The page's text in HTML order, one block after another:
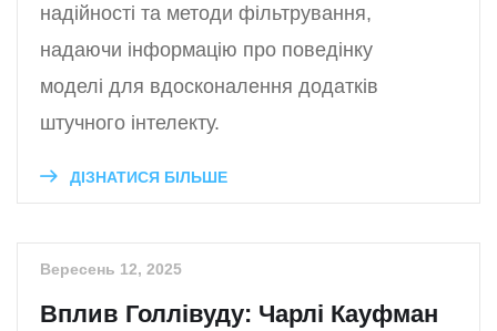
надійності та методи фільтрування,
надаючи інформацію про поведінку
моделі для вдосконалення додатків
штучного інтелекту.
ДІЗНАТИСЯ БІЛЬШЕ
Вересень 12, 2025
Вплив Голлівуду: Чарлі Кауфман